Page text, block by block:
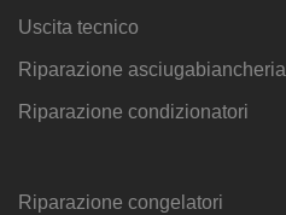
Uscita tecnico
Riparazione asciugabiancheria
Riparazione condizionatori
Riparazione congelatori